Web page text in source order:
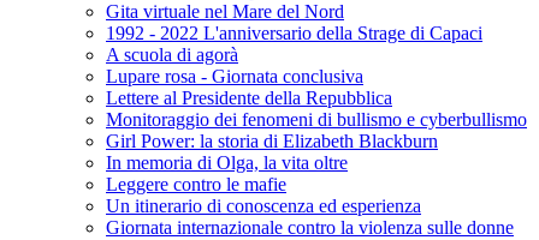
Gita virtuale nel Mare del Nord
1992 - 2022 L'anniversario della Strage di Capaci
A scuola di agorà
Lupare rosa - Giornata conclusiva
Lettere al Presidente della Repubblica
Monitoraggio dei fenomeni di bullismo e cyberbullismo
Girl Power: la storia di Elizabeth Blackburn
In memoria di Olga, la vita oltre
Leggere contro le mafie
Un itinerario di conoscenza ed esperienza
Giornata internazionale contro la violenza sulle donne